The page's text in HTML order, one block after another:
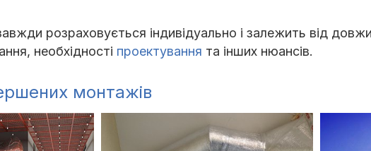
розраховується індивідуально і залежить від
необхідності проектування та інших нюансів.
монтажів